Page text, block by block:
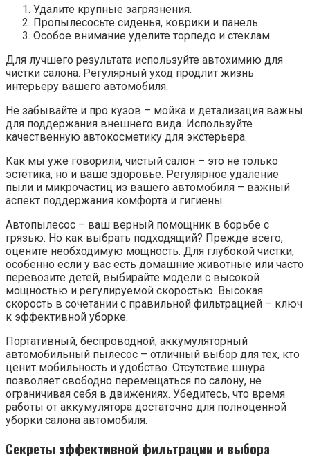
Удалите крупные загрязнения.
Пропылесосьте сиденья, коврики и панель.
Особое внимание уделите торпедо и стеклам.
Для лучшего результата используйте автохимию для
чистки салона. Регулярный уход продлит жизнь
интерьеру вашего автомобиля.
Не забывайте и про кузов – мойка и детализация важны
для поддержания внешнего вида. Используйте
качественную автокосметику для экстерьера.
Как мы уже говорили, чистый салон – это не только
эстетика, но и ваше здоровье. Регулярное удаление
пыли и микрочастиц из вашего автомобиля – важный
аспект поддержания комфорта и гигиены.
Автопылесос – ваш верный помощник в борьбе с
грязью. Но как выбрать подходящий? Прежде всего,
оцените необходимую мощность. Для глубокой чистки,
особенно если у вас есть домашние животные или часто
перевозите детей, выбирайте модели с высокой
мощностью и регулируемой скоростью. Высокая
скорость в сочетании с правильной фильтрацией – ключ
к эффективной уборке.
Портативный, беспроводной, аккумуляторный
автомобильный пылесос – отличный выбор для тех, кто
ценит мобильность и удобство. Отсутствие шнура
позволяет свободно перемещаться по салону, не
ограничивая себя в движениях. Убедитесь, что время
работы от аккумулятора достаточно для полноценной
уборки салона автомобиля.
Секреты эффективной фильтрации и выбора